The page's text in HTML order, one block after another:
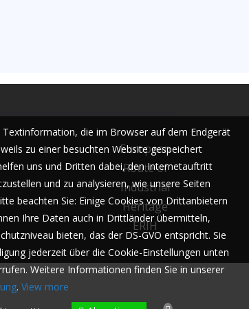
European
Route of
Industrial
Heritage
ERIH
Textinformation, die im Browser auf dem Endgerät
zu einer besuchten Website gespeichert
uns und Dritten dabei, den Internetauftritt
und zu analysieren, wie unsere Seiten
beachten Sie: Einige Cookies von Drittanbietern
Ihre Daten auch in Drittländer übermitteln,
bieten, das der DS-GVO entspricht. Sie
jederzeit über die Cookie-Einstellungen unten
Weitere Informationen finden Sie in unserer
. View more